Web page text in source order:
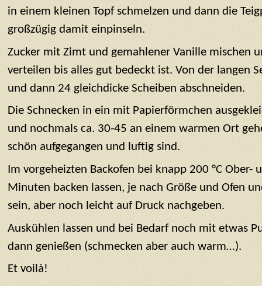
in einem kleinen Topf schmelzen und dann die
großzügig damit einpinseln.
Zucker mit Zimt und gemahlener Vanille mischen
verteilen bis alles gut bedeckt ist. Von der langen
und dann 24 gleichdicke Scheiben abschneiden.
Die Schnecken in ein mit Papierförmchen
und nochmals ca. 30-45 an einem warmen Ort
schön aufgegangen und luftig sind.
Im vorgeheizten Backofen bei knapp 200 °C Ober-
Minuten backen lassen, je nach Größe und Ofen
sein, aber noch leicht auf Druck nachgeben.
Auskühlen lassen und bei Bedarf noch mit etwas
dann genießen (schmecken aber auch warm…).
Et voilà!